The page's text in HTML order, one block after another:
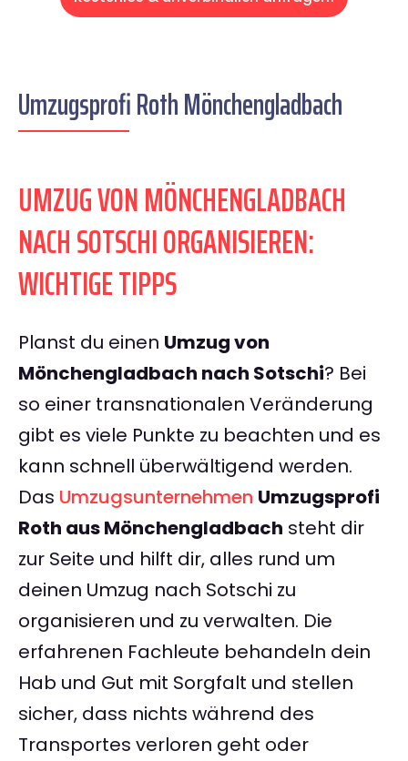
Umzugsprofi Roth Mönchengladbach
UMZUG VON MÖNCHENGLADBACH
NACH SOTSCHI ORGANISIEREN:
WICHTIGE TIPPS
Planst du einen Umzug von
Mönchengladbach nach Sotschi? Bei
so einer transnationalen Veränderung
gibt es viele Punkte zu beachten und es
kann schnell überwältigend werden.
Das Umzugsunternehmen Umzugsprofi
Roth aus Mönchengladbach steht dir
zur Seite und hilft dir, alles rund um
deinen Umzug nach Sotschi zu
organisieren und zu verwalten. Die
erfahrenen Fachleute behandeln dein
Hab und Gut mit Sorgfalt und stellen
sicher, dass nichts während des
Transportes verloren geht oder